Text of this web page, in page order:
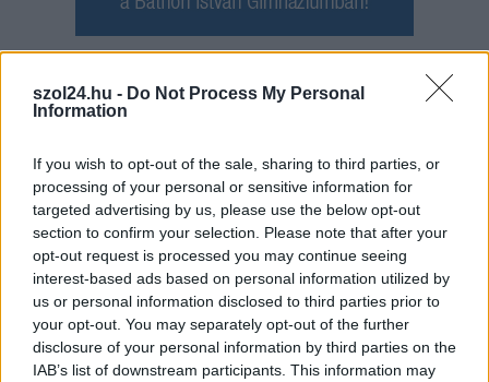
szol24.hu - Do Not Process My Personal
Information
If you wish to opt-out of the sale, sharing to third parties, or
processing of your personal or sensitive information for
targeted advertising by us, please use the below opt-out
section to confirm your selection. Please note that after your
opt-out request is processed you may continue seeing
interest-based ads based on personal information utilized by
us or personal information disclosed to third parties prior to
your opt-out. You may separately opt-out of the further
disclosure of your personal information by third parties on the
IAB’s list of downstream participants. This information may
Hírlevél feliratkozás
meg e-mail címét:
Megismertem és elfogadom aGDPR-szabályzatot
Nem szeretne lemaradni semmiről? Csak egy kattintás, és hírlevelünk a
legfrissebb információkkal és exkluzív tartalmakkal hétről hétre
postaládájába érkezik!